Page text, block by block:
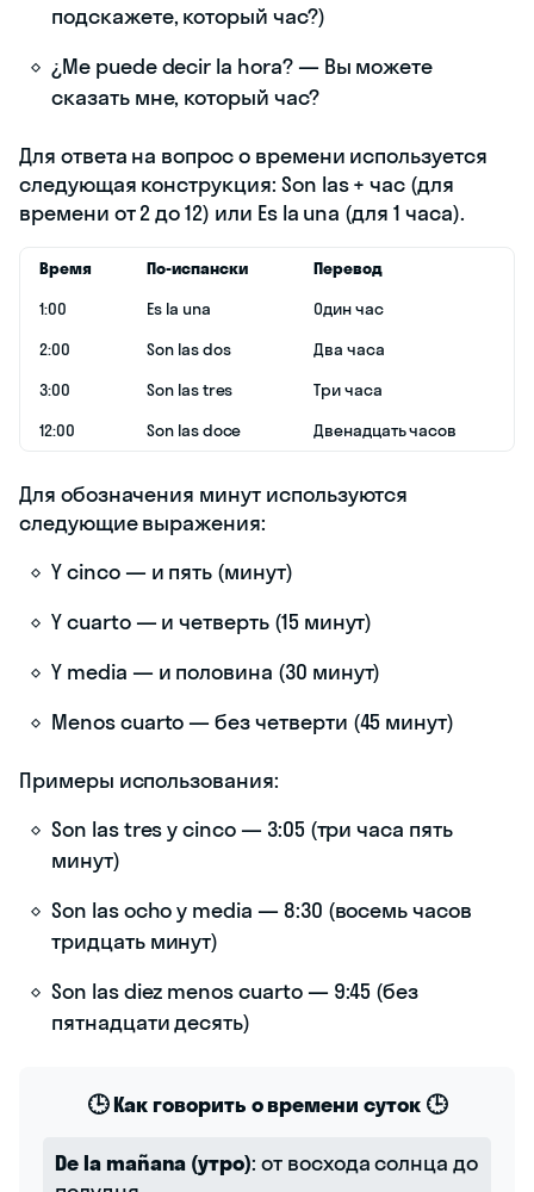
подскажете, который час?)
¿Me puede decir la hora? — Вы можете
сказать мне, который час?
Для ответа на вопрос о времени используется
следующая конструкция: Son las + час (для
времени от 2 до 12) или Es la una (для 1 часа).
Время По-испански
Перевод
1:00
Es la una
Один час
2:00
Son las dos
Два часа
3:00
Son las tres
Три часа
12:00
Son las doce Двенадцать часов
Для обозначения минут используются
следующие выражения:
Y cinco — и пять (минут)
Y cuarto — и четверть (15 минут)
Y media — и половина (30 минут)
Menos cuarto — без четверти (45 минут)
Примеры использования:
Son las tres y cinco — 3:05 (три часа пять
минут)
Son las ocho y media — 8:30 (восемь часов
тридцать минут)
Son las diez menos cuarto — 9:45 (без
пятнадцати десять)
🕒 Как говорить о времени суток 🕒
De la mañana (утро): от восхода солнца до